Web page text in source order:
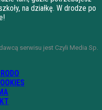
na działkę. W drodze po
serwisu jest Czyli Media Sp.